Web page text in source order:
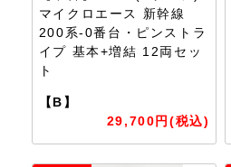
マイクロエース 新幹線
200系-0番台・ピンストラ
イプ 基本+増結 12両セッ
ト
【B】
29,700円(税込)